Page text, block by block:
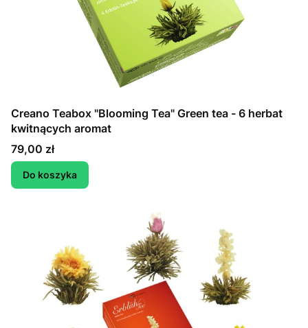
Creano Teabox "Blooming Tea" Green tea - 6 herbat
kwitnących aromat
Cena
79,00 zł
Do koszyka